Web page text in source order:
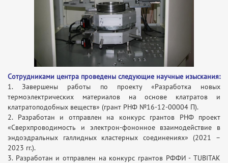
Сотрудниками центра проведены следующие научные изыскания:
1. Завершены работы по проекту «Разработка новых
термоэлектрических материалов на основе клатратов и
клатратоподобных веществ» (грант РНФ №16-12-00004 П).
2. Разработан и отправлен на конкурс грантов РНФ проект
«Сверхпроводимость и электрон-фононное взаимодействие в
эндоэдральных галлидных кластерных соединениях» (2021 –
2023 гг.).
3. Разработан и отправлен на конкурс грантов РФФИ - TUBITAK